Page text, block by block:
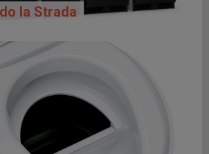
la Strada